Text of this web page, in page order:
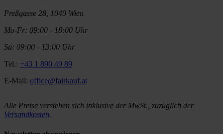
Preßgasse 28, 1040 Wien
Mo-Fr: 09:00 - 18:00 Uhr
Sa: 09:00 - 13:00 Uhr
Tel.: +43 1 890 49 89
E-Mail: office@fairkauf.at
Alle Preise verstehen sich inklusive der MwSt., zuzüglich der
Versandkosten.